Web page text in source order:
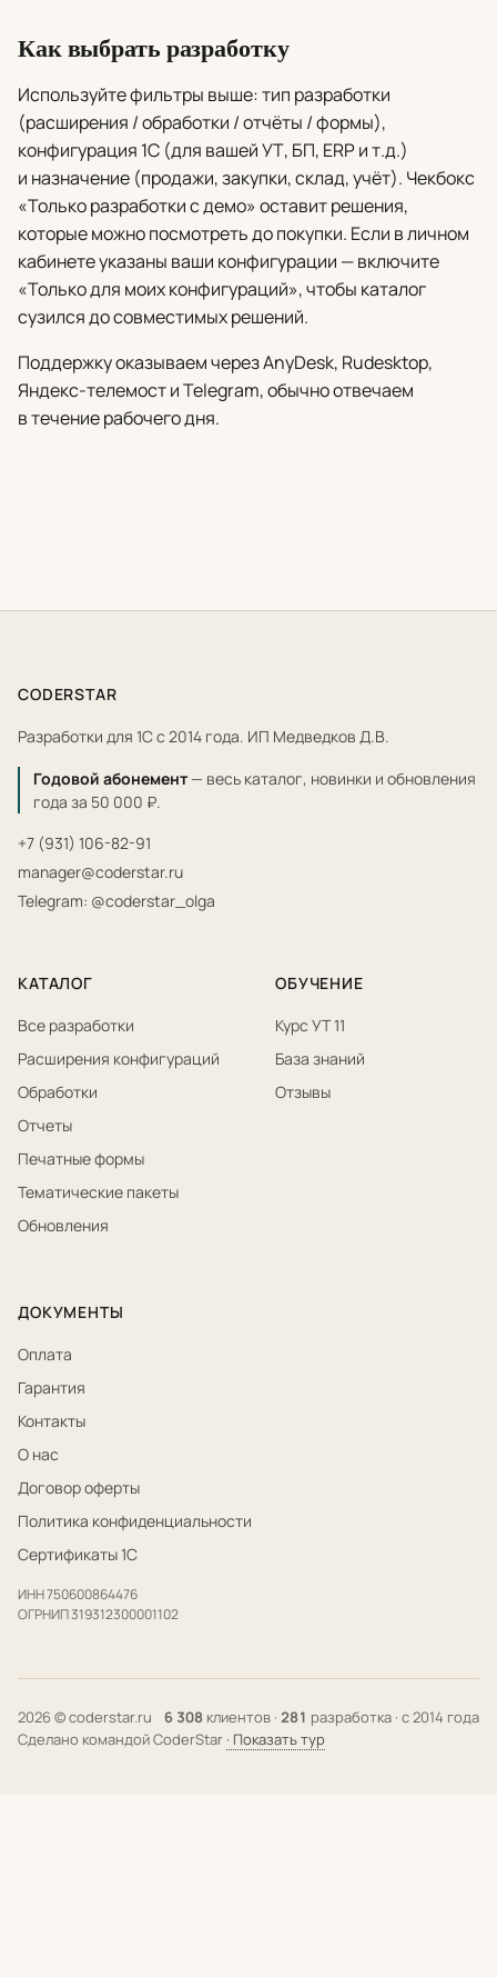
Как выбрать разработку
Используйте фильтры выше: тип разработки
(расширения / обработки / отчёты / формы),
конфигурация 1С (для вашей УТ, БП, ERP и т.д.)
и назначение (продажи, закупки, склад, учёт). Чекбокс
«Только разработки с демо» оставит решения,
которые можно посмотреть до покупки. Если в личном
кабинете указаны ваши конфигурации — включите
«Только для моих конфигураций», чтобы каталог
сузился до совместимых решений.
Поддержку оказываем через AnyDesk, Rudesktop,
Яндекс-телемост и Telegram, обычно отвечаем
в течение рабочего дня.
CODERSTAR
Разработки для 1С с 2014 года. ИП Медведков Д.В.
Годовой абонемент — весь каталог, новинки и обновления
года за 50 000 ₽.
+7 (931) 106-82-91
manager@coderstar.ru
Telegram: @coderstar_olga
КАТАЛОГ
Все разработки
Расширения конфигураций
Обработки
Отчеты
Печатные формы
Тематические пакеты
Обновления
ОБУЧЕНИЕ
Курс УТ 11
База знаний
Отзывы
ДОКУМЕНТЫ
Оплата
Гарантия
Контакты
О нас
Договор оферты
Политика конфиденциальности
Сертификаты 1С
ИНН 750600864476
ОГРНИП 319312300001102
2026 © coderstar.ru 6 308 клиентов · 281 разработка · с 2014 года
Сделано командой CoderStar · Показать тур